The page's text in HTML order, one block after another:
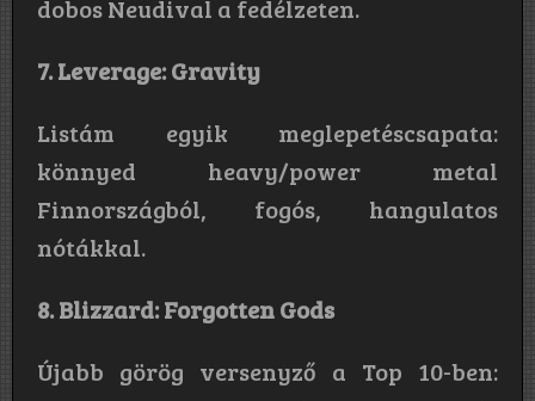
dobos Neudival a fedélzeten.
7. Leverage: Gravity
Listám egyik meglepetéscsapata:
könnyed heavy/power metal
Finnországból, fogós, hangulatos
nótákkal.
8. Blizzard: Forgotten Gods
Újabb görög versenyző a Top 10-ben: